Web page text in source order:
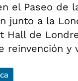
el Paseo de
junto a la
Hall de
reinvención y